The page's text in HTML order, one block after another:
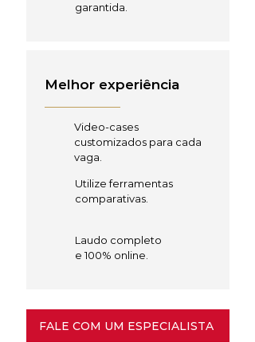
garantida.
Melhor experiência
Video-cases
customizados para cada
vaga.
Utilize ferramentas
comparativas.
Laudo completo
e 100% online.
FALE COM UM ESPECIALISTA